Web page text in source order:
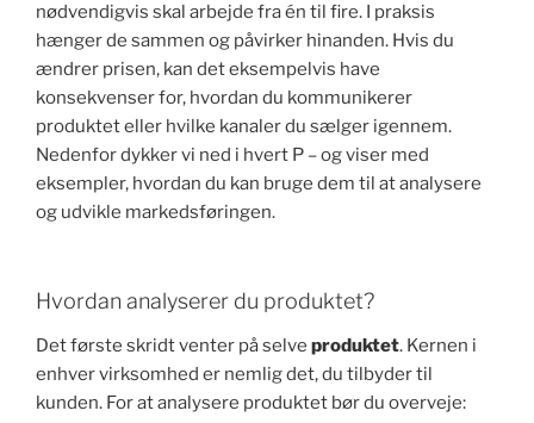
nødvendigvis skal arbejde fra én til fire. I praksis
hænger de sammen og påvirker hinanden. Hvis du
ændrer prisen, kan det eksempelvis have
konsekvenser for, hvordan du kommunikerer
produktet eller hvilke kanaler du sælger igennem.
Nedenfor dykker vi ned i hvert P – og viser med
eksempler, hvordan du kan bruge dem til at analysere
og udvikle markedsføringen.
Hvordan analyserer du produktet?
Det første skridt venter på selve produktet. Kernen i
enhver virksomhed er nemlig det, du tilbyder til
kunden. For at analysere produktet bør du overveje: